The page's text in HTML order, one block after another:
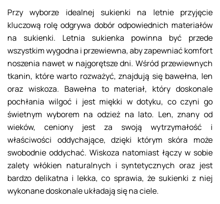
Przy wyborze idealnej sukienki na letnie przyjęcie
kluczową rolę odgrywa dobór odpowiednich materiałów
na sukienki. Letnia sukienka powinna być przede
wszystkim wygodna i przewiewna, aby zapewniać komfort
noszenia nawet w najgorętsze dni. Wśród przewiewnych
tkanin, które warto rozważyć, znajdują się bawełna, len
oraz wiskoza. Bawełna to materiał, który doskonale
pochłania wilgoć i jest miękki w dotyku, co czyni go
świetnym wyborem na odzież na lato. Len, znany od
wieków, ceniony jest za swoją wytrzymałość i
właściwości oddychające, dzięki którym skóra może
swobodnie oddychać. Wiskoza natomiast łączy w sobie
zalety włókien naturalnych i syntetycznych oraz jest
bardzo delikatna i lekka, co sprawia, że sukienki z niej
wykonane doskonale układają się na ciele.